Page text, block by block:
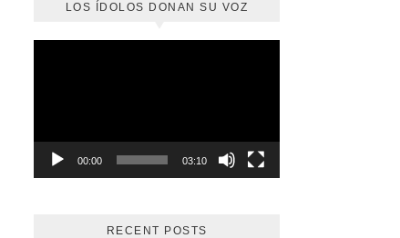
LOS ÍDOLOS DONAN SU VOZ
00:00 03:10
RECENT POSTS